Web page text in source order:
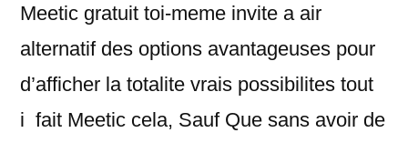
Meetic gratuit toi-meme invite a air
alternatif des options avantageuses pour
d’afficher la totalite vrais possibilites tout
i fait Meetic cela, Sauf Que sans avoir de